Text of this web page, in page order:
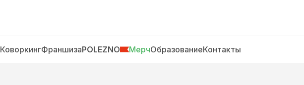
КоворкингФраншизаPOLEZNO МерчОбразованиеКонтакты